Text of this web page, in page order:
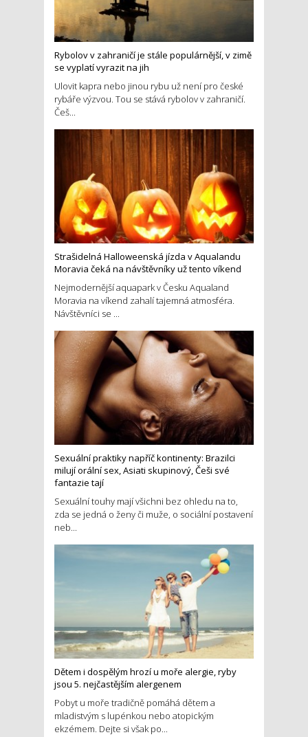
Rybolov v zahraničí je stále populárnější, v zimě
se vyplatí vyrazit na jih
Ulovit kapra nebo jinou rybu už není pro české
rybáře výzvou. Tou se stává rybolov v zahraničí.
Češ...
Strašidelná Halloweenská jízda v Aqualandu
Moravia čeká na návštěvníky už tento víkend
Nejmodernější aquapark v Česku Aqualand
Moravia na víkend zahalí tajemná atmosféra.
Návštěvníci se ...
Sexuální praktiky napříč kontinenty: Brazilci
milují orální sex, Asiati skupinový, Češi své
fantazie tají
Sexuální touhy mají všichni bez ohledu na to,
zda se jedná o ženy či muže, o sociální postavení
neb...
Dětem i dospělým hrozí u moře alergie, ryby
jsou 5. nejčastějším alergenem
Pobyt u moře tradičně pomáhá dětem a
mladistvým s lupénkou nebo atopickým
ekzémem. Dejte si však po...